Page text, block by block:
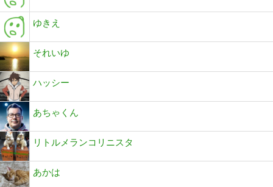
ゆきえ
それいゆ
ハッシー
あちゃくん
リトルメランコリニスタ
あかは